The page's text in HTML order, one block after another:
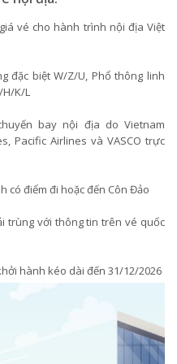
vé cho hành trình nội địa Việt
đặc biệt W/Z/U, Phổ thông linh
H/K/L
bay nội địa do Vietnam
Pacific Airlines và VASCO trực
có điểm đi hoặc đến Côn Đảo
trùng với thông tin trên vé quốc
hành kéo dài đến 31/12/2026